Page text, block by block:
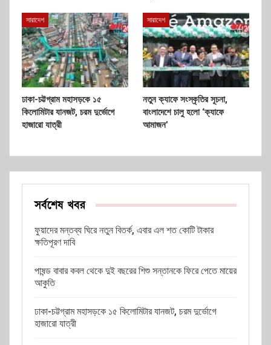
সারাদেশ
ঢাকা-চট্টগ্রাম মহাসড়কে ১৫
কিলোমিটার যানজট, চরম দুর্ভোগে
হাজারো যাত্রী
সারাদেশ
নতুন ক্যাফে সংস্কৃতির সূচনা,
বাংলাদেশে চালু হলো ‘ক্যাফে
আমাজন’
সর্বশেষ খবর
ফুয়াদের মন্তব্য ঘিরে নতুন বিতর্ক, এবার এল শত কোটি টাকার
ক্ষতিপূরণ দাবি
পাষন্ড বাবার কবল থেকে দুই বছরের শিশু সন্তানকে ফিরে পেতে মায়ের
আকুতি
ঢাকা-চট্টগ্রাম মহাসড়কে ১৫ কিলোমিটার যানজট, চরম দুর্ভোগে
হাজারো যাত্রী